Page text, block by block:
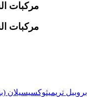
مركبات
مركبات
3- (بنزوتريازول-1-ييل) بروبيل تريميثوكسيسيلان